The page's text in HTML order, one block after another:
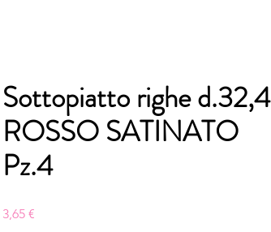
Sottopiatto righe d.32,4
ROSSO SATINATO
Pz.4
3,65 €Prezzo